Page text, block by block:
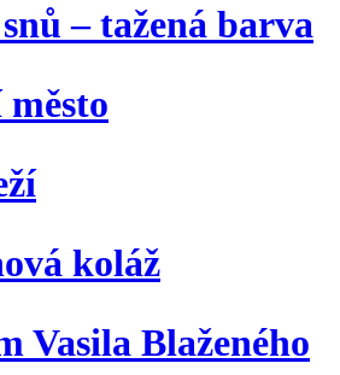
– tažená barva
koláž
Vasila Blaženého